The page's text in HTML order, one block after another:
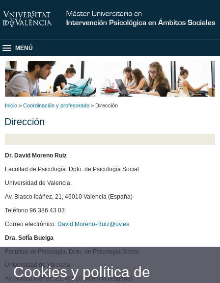
MENÚ
Inicio > Coordinación y profesorado > Dirección
Dirección
Dr. David Moreno Ruiz
Facultad de Psicología. Dpto. de Psicología Social
Universidad de Valencia.
Av. Blasco Ibáñez, 21, 46010 Valencia (España)
Teléfono 96 386 43 03
Correo electrónico: David.Moreno-Ruiz@uv.es
Dra. Sofía Buelga
Facultad de Psicología. Dpto. de Psicología Social
Universidad de Valencia.
Av. Blasco Ibáñez, 21, 46010 Valencia (España)
Cookies y política de